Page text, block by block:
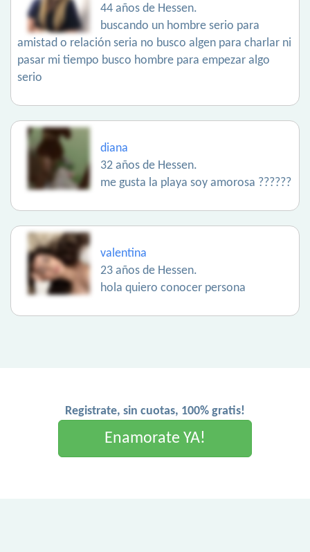
44 años de Hessen.
buscando un hombre serio para
amistad o relación seria no busco algen para charlar ni
pasar mi tiempo busco hombre para empezar algo
serio
diana
32 años de Hessen.
me gusta la playa soy amorosa ??????
valentina
23 años de Hessen.
hola quiero conocer persona
Registrate, sin cuotas, 100% gratis!
Enamorate YA!